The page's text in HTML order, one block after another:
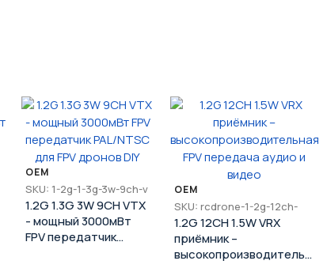
OEM
SKU: 1-2g-1-3g-3w-9ch-v
1.2G 1.3G 3W 9CH VTX
- мощный 3000мВт
FPV передатчик
OEM
SKU: rcdrone-1-2g-12ch-
1.2G 12CH 1.5W VRX
приёмник –
высокопроизводительн